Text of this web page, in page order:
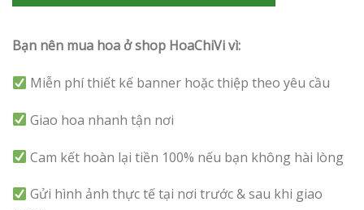
Bạn nên mua hoa ở shop HoaChiVi vì:
Miễn phí thiết kế banner hoặc thiệp theo yêu cầu
Giao hoa nhanh tận nơi
Cam kết hoàn lại tiền 100% nếu bạn không hài lòng
Gửi hình ảnh thực tế tại nơi trước & sau khi giao